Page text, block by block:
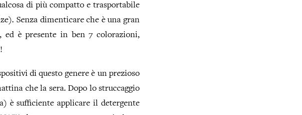
di più compatto e trasportabile
Senza dimenticare che è una gran
ed è presente in ben 7 colorazioni,
di questo genere è un prezioso
che la sera. Dopo lo struccaggio
è sufficiente applicare il detergente